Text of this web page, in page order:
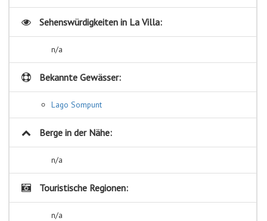
Sehenswürdigkeiten in La Villa:
n/a
Bekannte Gewässer:
Lago Sompunt
Berge in der Nähe:
n/a
Touristische Regionen:
n/a